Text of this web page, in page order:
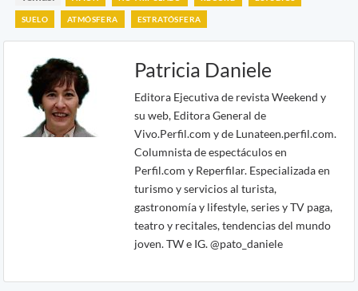
SUELO ATMÓSFERA ESTRATÓSFERA
Patricia Daniele
Editora Ejecutiva de revista Weekend y
su web, Editora General de
Vivo.Perfil.com y de Lunateen.perfil.com.
Columnista de espectáculos en
Perfil.com y Reperfilar. Especializada en
turismo y servicios al turista,
gastronomía y lifestyle, series y TV paga,
teatro y recitales, tendencias del mundo
joven. TW e IG. @pato_daniele